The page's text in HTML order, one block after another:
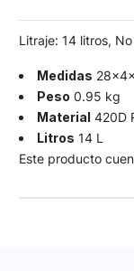
Litraje: 14 litros,
Medidas
Peso 0.95 kg
Material 420D
Litros 14 L
Este producto